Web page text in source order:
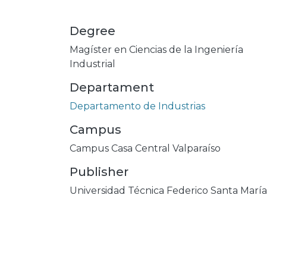
Degree
Magíster en Ciencias de la Ingeniería
Industrial
Departament
Departamento de Industrias
Campus
Campus Casa Central Valparaíso
Publisher
Universidad Técnica Federico Santa María